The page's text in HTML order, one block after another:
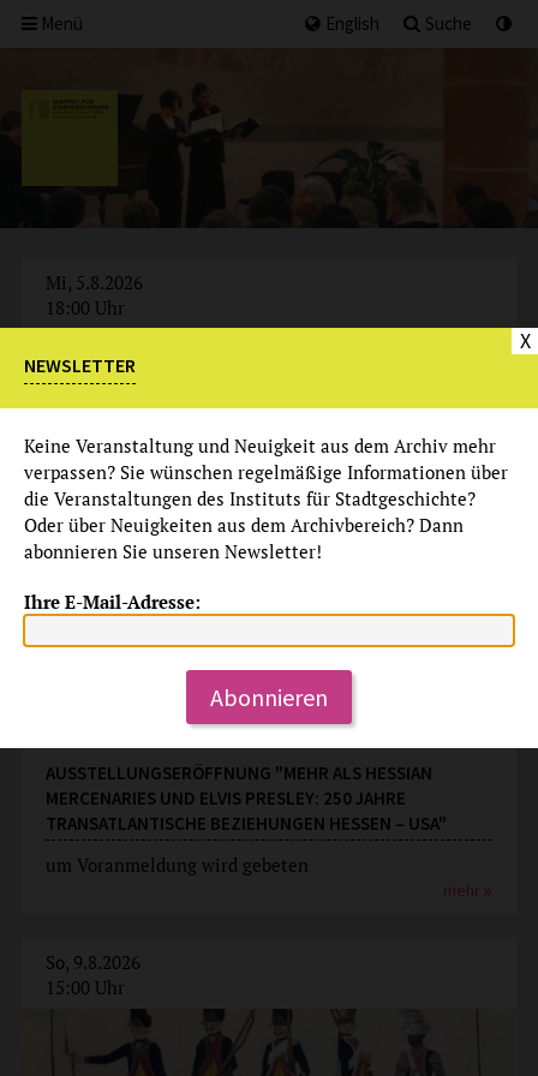
Menü English Suche
Mi, 5.8.2026
18:00 Uhr
Ausstellungseröffnung
AUSSTELLUNGSERÖFFNUNG "MEHR ALS HESSIAN
MERCENARIES UND ELVIS PRESLEY: 250 JAHRE
TRANSATLANTISCHE BEZIEHUNGEN HESSEN – USA"
um Voranmeldung wird gebeten
mehr
So, 9.8.2026
15:00 Uhr
X
NEWSLETTER
Keine Veranstaltung und Neuigkeit aus dem Archiv mehr
verpassen? Sie wünschen regelmäßige Informationen über
die Veranstaltungen des Instituts für Stadtgeschichte?
Oder über Neuigkeiten aus dem Archivbereich? Dann
abonnieren Sie unseren Newsletter!
Ihre E-Mail-Adresse:
Abonnieren